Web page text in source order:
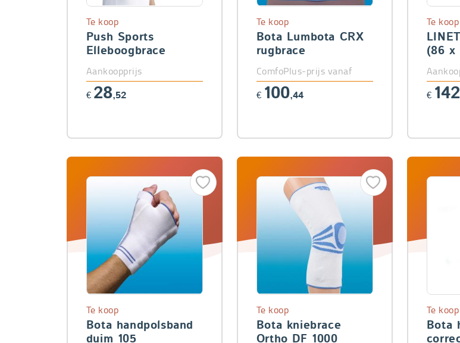
Push Sports
Elleboogbrace
Te koop
Aankoopprijs
€ 28,52
Bota Lumbota CRX
rugbrace
Te koop
ComfoPlus-prijs vanaf
€ 100,44
(86 x
Te koop
€
Bota handpolsband
duim 105
Te koop
Bota kniebrace
Ortho DF 1000
Te koop
Bota
Te koop